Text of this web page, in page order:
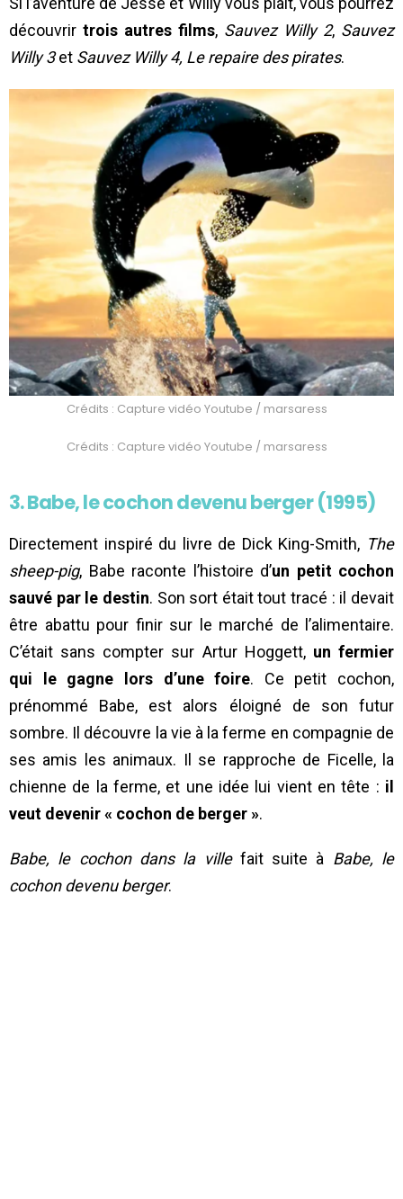
découvrir trois autres films, Sauvez Willy 2, Sauvez
Willy 3et Sauvez Willy 4, Le repaire des pirates.
Crédits : Capture vidéo Youtube / marsaress
Crédits : Capture vidéo Youtube / marsaress
3. Babe, le cochon devenu berger (1995)
Directement inspiré du livre de Dick King-Smith, The
sheep-pig, Babe raconte l’histoire d’un petit cochon
sauvé par le destin. Son sort était tout tracé : il devait
être abattu pour finir sur le marché de l’alimentaire.
C’était sans compter sur Artur Hoggett, un fermier
qui le gagne lors d’une foire. Ce petit cochon,
prénommé Babe, est alors éloigné de son futur
sombre. Il découvre la vie à la ferme en compagnie de
ses amis les animaux. Il se rapproche de Ficelle, la
chienne de la ferme, et une idée lui vient en tête : il
veut devenir « cochon de berger ».
Babe, le cochon dans la villefait suite à Babe, le
cochon devenu berger.